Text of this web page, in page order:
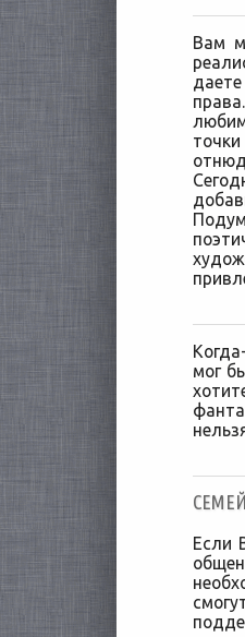
Вам
мог
Если